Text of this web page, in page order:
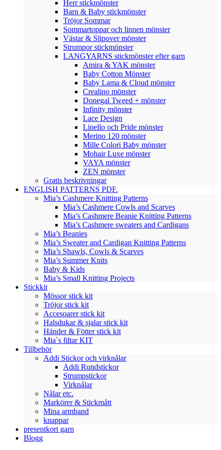
Herr stickmönster
Barn & Baby stickmönster
Tröjor Sommar
Sommartoppar och linnen mönster
Västar & Slipover mönster
Strumpor stickmönster
LANGYARNS stickmönster efter garn
Amira & YAK mönster
Baby Cotton Mönster
Baby Lama & Cloud mönster
Crealino mönster
Donegal Tweed + mönster
Infinity mönster
Lace Design
Linello och Pride mönster
Merino 120 mönster
Mille Colori Baby mönster
Mohair Luxe mönster
VAYA mönster
ZEN mönster
Gratis beskrivningar
ENGLISH PATTERNS PDF.
Mia’s Cashmere Knitting Patterns
Mia’s Cashmere Cowls and Scarves
Mia’s Cashmere Beanie Knitting Patterns
Mia’s Cashmere sweaters and Cardigans
Mia’s Beanies
Mia’s Sweater and Cardigan Knitting Patterns
Mia’s Shawls, Cowls & Scarves
Mia’s Summer Knits
Baby & Kids
Mia’s Small Knitting Projects
Stickkit
Mössor stick kit
Tröjor stick kit
Accesoarer stick kit
Halsdukar & sjalar stick kit
Händer & Fötter stick kit
Mia`s filtar KIT
Tillbehör
Addi Stickor och virknålar
Addi Rundstickor
Strumpstickor
Virknålar
Nålar etc.
Markörer & Stickmått
Mina armband
knappar
presentkort garn
Blogg